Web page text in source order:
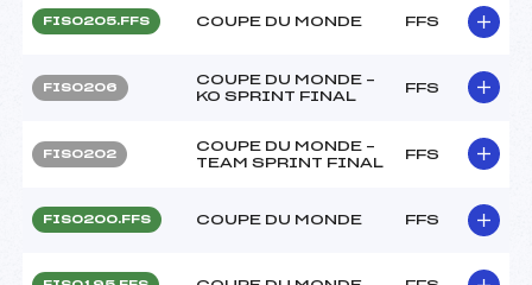
FIS0205.FFS COUPE DU MONDE FFS
FIS0206
COUPE DU MONDE –
KO SPRINT FINAL
FFS
FIS0202
COUPE DU MONDE –
TEAM SPRINT FINAL
FFS
FIS0200.FFS COUPE DU MONDE FFS